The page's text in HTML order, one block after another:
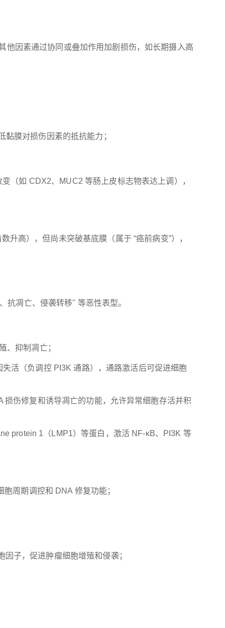
因素通过协同或叠加作用加剧损伤，如长期摄入高
膜对损伤因素的抵抗能力；
（如 CDX2、MUC2 等肠上皮标志物表达上调），
高），但尚未突破基底膜（属于 “癌前病变”），
抗凋亡、侵袭转移" 等恶性表型。
、抑制凋亡；
活（负调控 PI3K 通路），通路激活后可促进细胞
伤修复和诱导凋亡的功能，允许异常细胞存活并积
protein 1（LMP1）等蛋白，激活 NF-κB、PI3K 等
周期调控和 DNA 修复功能；
子，促进肿瘤细胞增殖和侵袭；